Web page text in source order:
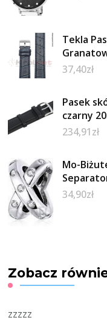
Tekla
37,40zł
Pasek
czarny
234,91zł
Mo-
34,90zł
Zobacz
zzzzz